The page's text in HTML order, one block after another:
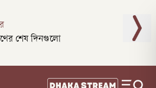
শেষ দিনগুলো